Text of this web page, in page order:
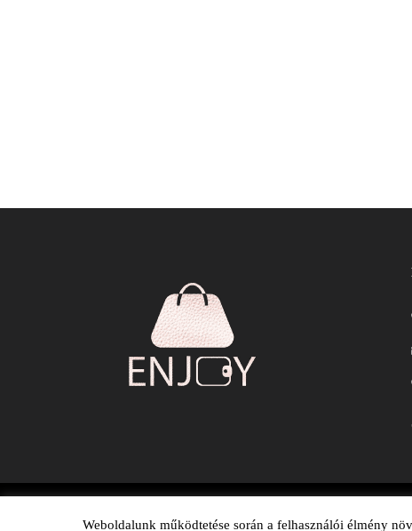
Weboldalunk működtetése során a felhasználói élmény